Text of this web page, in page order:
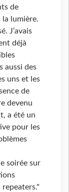
de
la lumière.
J’avais
déjà
aussi des
uns et les
de
devenu
a été un
pour les
soirée sur